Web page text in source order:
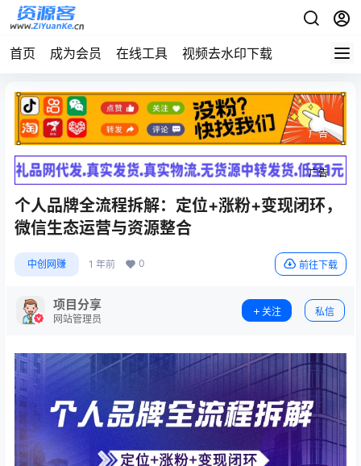
首页 成为会员 在线工具 视频去水印下载
广告
广告
个人品牌全流程拆解：定位+涨粉+变现闭环，
微信生态运营与资源整合
中创网赚 1 年前 0 前往下载
项目分享
网站管理员
关注 私信